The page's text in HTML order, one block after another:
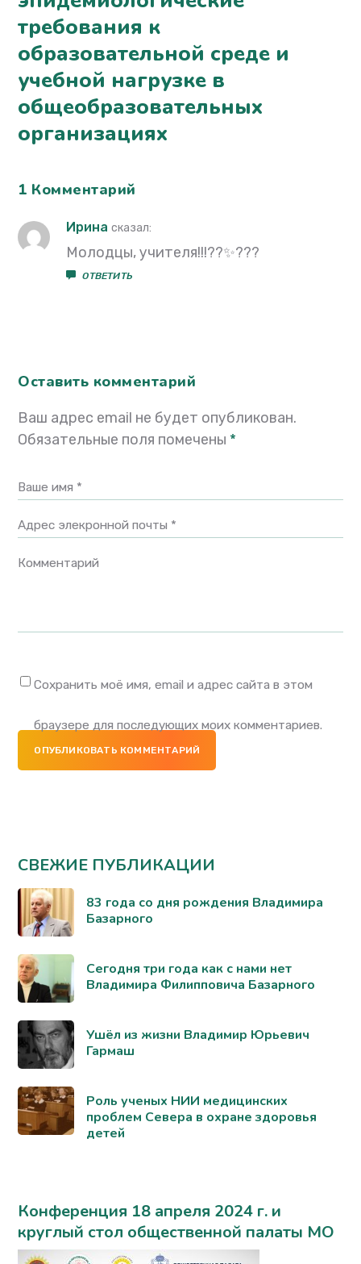
требования к
образовательной среде и
учебной нагрузке в
общеобразовательных
организациях
1 Комментарий
Иринасказал:
Молодцы, учителя!!!??✨???
ОТВЕТИТЬ
Оставить комментарий
Ваш адрес email не будет опубликован.
Обязательные поля помечены *
Ваше имя *
Адрес элекронной почты *
Комментарий
Сохранить моё имя, email и адрес сайта в этом
браузере для последующих моих комментариев.
ОПУБЛИКОВАТЬ КОММЕНТАРИЙ
СВЕЖИЕ ПУБЛИКАЦИИ
83 года со дня рождения Владимира
Базарного
Сегодня три года как с нами нет
Владимира Филипповича Базарного
Ушёл из жизни Владимир Юрьевич
Гармаш
Роль ученых НИИ медицинских
проблем Севера в охране здоровья
детей
Конференция 18 апреля 2024 г. и
круглый стол общественной палаты МО